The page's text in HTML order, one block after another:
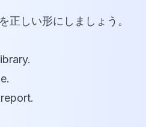
しい形にしましょう。